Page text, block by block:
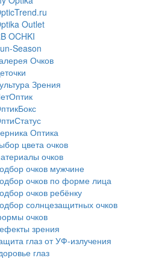
Outlet
OCHKI
Season
Очков
Зрения
Оптика
цвета очков
очков
очков мужчине
очков по форме лица
очков ребёнку
солнцезащитных очков
очков
зрения
глаз от УФ-излучения
глаз